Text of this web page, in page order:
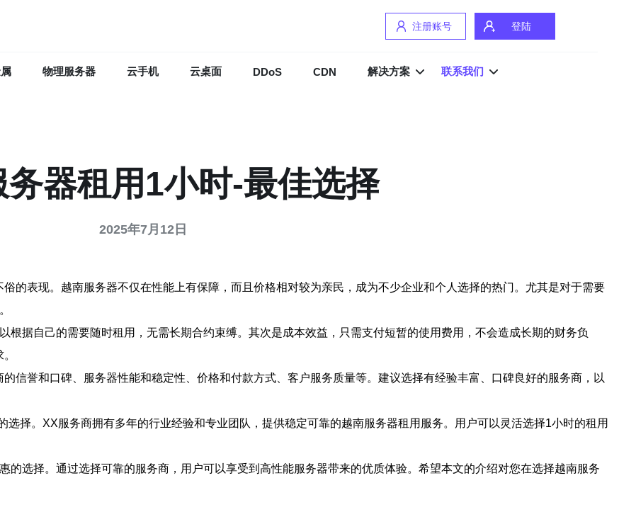
注册账号 登陆
物理服务器 云手机 云桌面 DDoS CDN 解决方案 联系我们
务器租用1小时-最佳选择
2025年7月12日
的表现。越南服务器不仅在性能上有保障，而且价格相对较为亲民，成为不少企业和个人选择的热门。尤其是对于需要
根据自己的需要随时租用，无需长期合约束缚。其次是成本效益，只需支付短暂的使用费用，不会造成长期的财务负
信誉和口碑、服务器性能和稳定性、价格和付款方式、客户服务质量等。建议选择有经验丰富、口碑良好的服务商，以
择。XX服务商拥有多年的行业经验和专业团队，提供稳定可靠的越南服务器租用服务。用户可以灵活选择1小时的租用
的选择。通过选择可靠的服务商，用户可以享受到高性能服务器带来的优质体验。希望本文的介绍对您在选择越南服务